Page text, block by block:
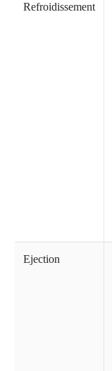
Refroidissement
Ejection